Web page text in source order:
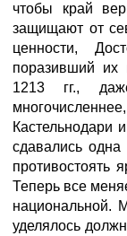
чтобы край
защищают от
ценности,
поразивший их
1213 гг.,
сдавались одна
противостоять
Теперь все
национальной.
уделялось